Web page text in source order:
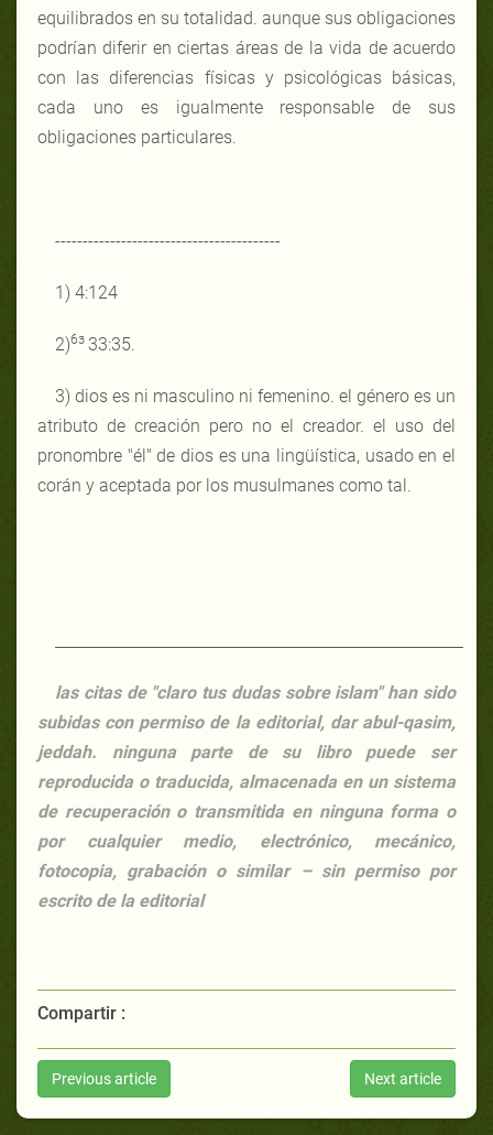
equilibrados en su totalidad. aunque sus obligaciones
podrían diferir en ciertas áreas de la vida de acuerdo
con las diferencias físicas y psicológicas básicas,
cada uno es igualmente responsable de sus
obligaciones particulares.
-----------------------------------------
1) 4:124
2)6з 33:35.
3) dios es ni masculino ni femenino. el género es un
atributo de creación pero no el creador. el uso del
pronombre "él" de dios es una lingüística, usado en el
corán y aceptada por los musulmanes como tal.
las citas de "claro tus dudas sobre islam" han sido
subidas con permiso de la editorial, dar abul-qasim,
jeddah. ninguna parte de su libro puede ser
reproducida o traducida, almacenada en un sistema
de recuperación o transmitida en ninguna forma o
por cualquier medio, electrónico, mecánico,
fotocopia, grabación o similar – sin permiso por
escrito de la editorial
Compartir :
Previous article Next article